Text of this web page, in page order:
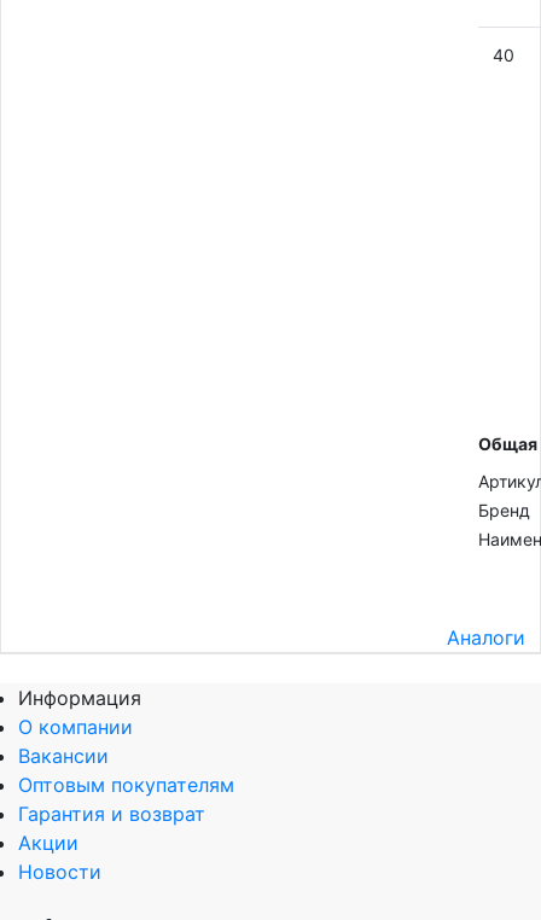
40
Общая
Бренд
Аналоги
Информация
О компании
Вакансии
Оптовым покупателям
Гарантия и возврат
Акции
Новости